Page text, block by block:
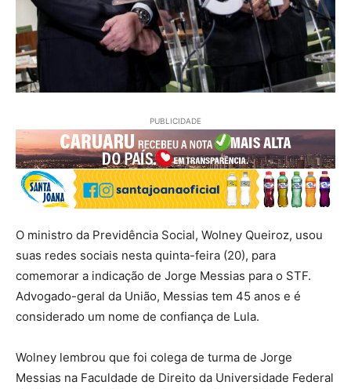
PUBLICIDADE
O ministro da Previdência Social, Wolney Queiroz, usou
suas redes sociais nesta quinta-feira (20), para
comemorar a indicação de Jorge Messias para o STF.
Advogado-geral da União, Messias tem 45 anos e é
considerado um nome de confiança de Lula.
Wolney lembrou que foi colega de turma de Jorge
Messias na Faculdade de Direito da Universidade Federal